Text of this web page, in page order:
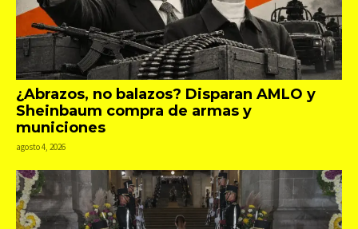
¿Abrazos, no balazos? Disparan AMLO y
Sheinbaum compra de armas y
municiones
agosto 4, 2026